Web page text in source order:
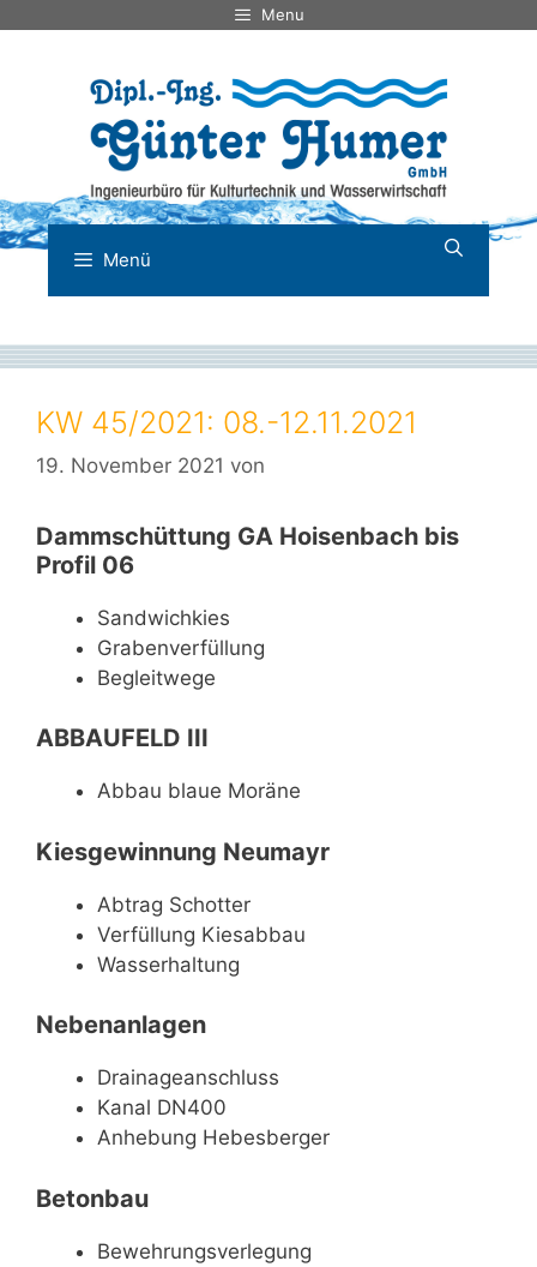
Menu
Menü
KW 45/2021: 08.-12.11.2021
19. November 2021 von
Dammschüttung GA Hoisenbach bis
Profil 06
Sandwichkies
Grabenverfüllung
Begleitwege
ABBAUFELD III
Abbau blaue Moräne
Kiesgewinnung Neumayr
Abtrag Schotter
Verfüllung Kiesabbau
Wasserhaltung
Nebenanlagen
Drainageanschluss
Kanal DN400
Anhebung Hebesberger
Betonbau
Bewehrungsverlegung